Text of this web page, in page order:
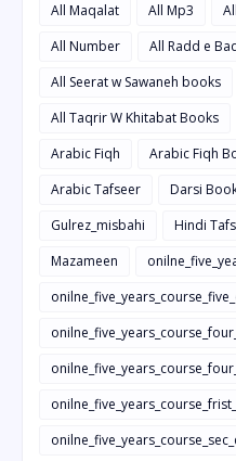
All Maqalat
All Mp3
All Number
All Radd e
All Seerat w Sawaneh books
All Taqrir W Khitabat Books
Arabic Fiqh
Arabic Fiqh
Arabic Tafseer
Darsi
Gulrez_misbahi
Hindi
Mazameen